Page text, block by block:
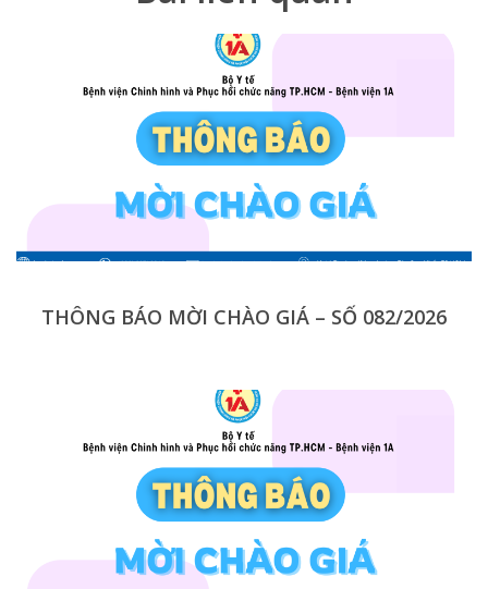
THÔNG BÁO MỜI CHÀO GIÁ – SỐ 082/2026